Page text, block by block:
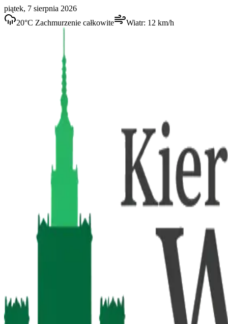
piątek, 7 sierpnia 2026
20°C Zachmurzenie całkowite Wiatr: 12 km/h